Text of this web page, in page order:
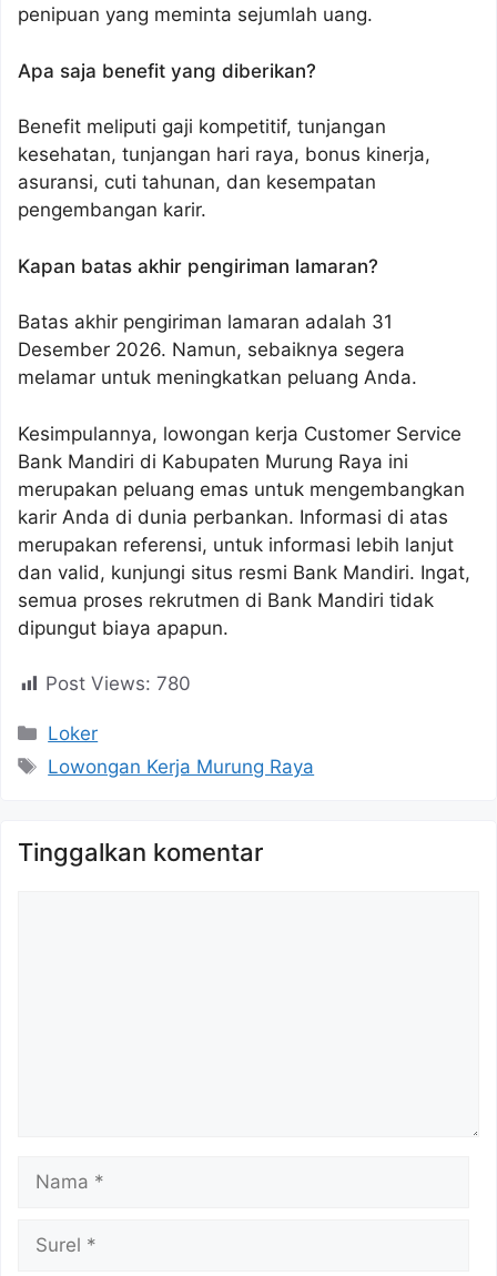
penipuan yang meminta sejumlah uang.
Apa saja benefit yang diberikan?
Benefit meliputi gaji kompetitif, tunjangan
kesehatan, tunjangan hari raya, bonus kinerja,
asuransi, cuti tahunan, dan kesempatan
pengembangan karir.
Kapan batas akhir pengiriman lamaran?
Batas akhir pengiriman lamaran adalah 31
Desember 2026. Namun, sebaiknya segera
melamar untuk meningkatkan peluang Anda.
Kesimpulannya, lowongan kerja Customer Service
Bank Mandiri di Kabupaten Murung Raya ini
merupakan peluang emas untuk mengembangkan
karir Anda di dunia perbankan. Informasi di atas
merupakan referensi, untuk informasi lebih lanjut
dan valid, kunjungi situs resmi Bank Mandiri. Ingat,
semua proses rekrutmen di Bank Mandiri tidak
dipungut biaya apapun.
Post Views: 780
Kategori
Loker
Tag
Lowongan Kerja Murung Raya
Tinggalkan komentar
Nama
Surel